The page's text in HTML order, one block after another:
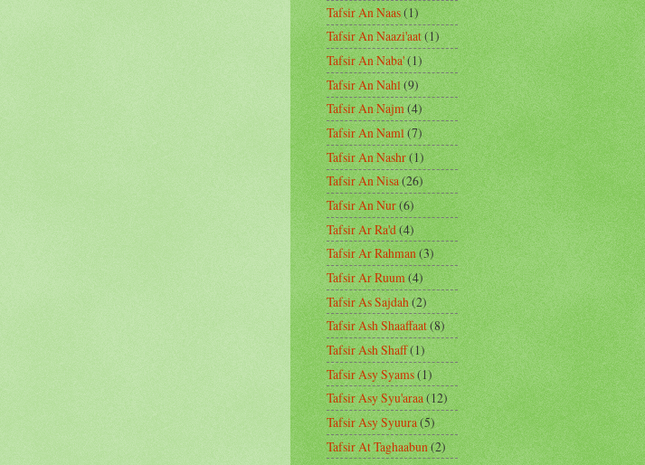
Tafsir An Naas(1)
Tafsir An Naazi'aat(1)
Tafsir An Naba'(1)
Tafsir An Nahl(9)
Tafsir An Najm(4)
Tafsir An Naml(7)
Tafsir An Nashr(1)
Tafsir An Nisa(26)
Tafsir An Nur(6)
Tafsir Ar Ra'd(4)
Tafsir Ar Rahman(3)
Tafsir Ar Ruum(4)
Tafsir As Sajdah (2)
Tafsir Ash Shaaffaat(8)
Tafsir Ash Shaff(1)
Tafsir Asy Syams(1)
Tafsir Asy Syu'araa(12)
Tafsir Asy Syuura(5)
Tafsir At Taghaabun (2)